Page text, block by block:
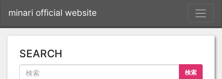
minari official website
SEARCH
検索